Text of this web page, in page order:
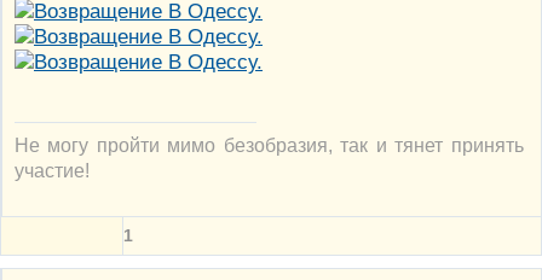
Не могу пройти мимо безобразия, так и тянет принять
участие!
1